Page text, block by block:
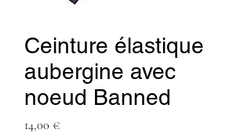
Ceinture élastique
aubergine avec
noeud Banned
14,00 €Prix